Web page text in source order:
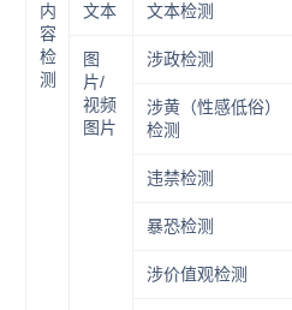
内
容
检
测
文本 文本检测
图
片/
视频
图片
涉政检测
涉黄（性感低俗）
检测
违禁检测
暴恐检测
涉价值观检测